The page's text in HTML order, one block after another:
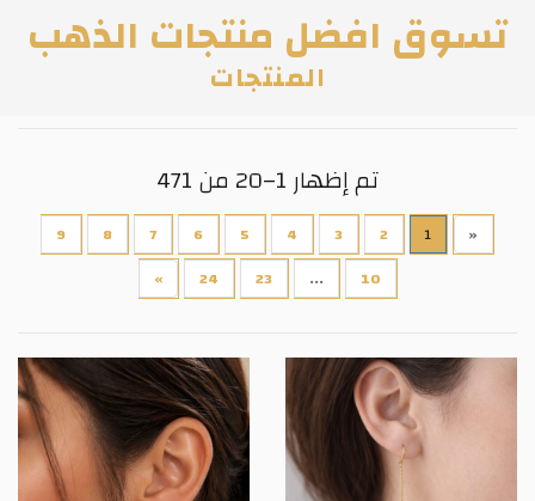
تسوق افضل منتجات الذهب
المنتجات
تم إظهار 1–20 من 471
«
1
2
3
4
5
6
7
8
9
10
...
23
24
»